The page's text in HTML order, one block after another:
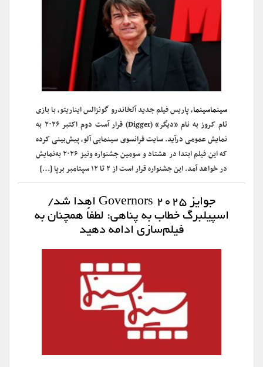
سینماسینما، پاریس فیلم جدید آلخاندرو گونزالس ایناریتو، با بازی
تام کروز به نام «دیگر» (Digger) قرار آست دوم اکتبر ۲۰۲۶ به
نمایش عمومی درآید. سایت فرانسوی سینمایی آلو، پیش‌بینی کرده
که این فیلم ابتدا در هشتاد و سومین جشنواره ونیز ۲۰۲۶ به‌نمایش
در خواهد آمد. این جشنواره قرار است از ۲ تا ۱۲ سپتامبر برپا […]
جوایز Governors ۲۰۲۵ اهدا شد/
اسپیلبرگ خطاب به پناهی: لطفاً همچنان به
فیلم‌سازی ادامه دهید